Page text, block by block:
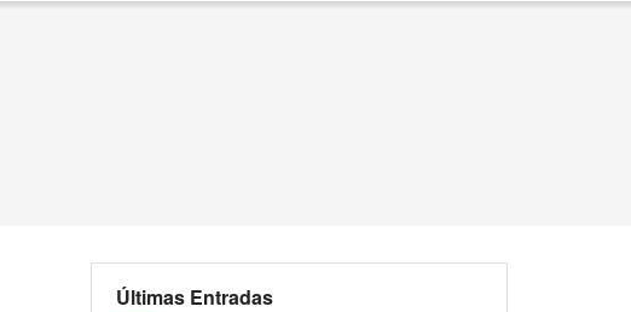
Últimas Entradas